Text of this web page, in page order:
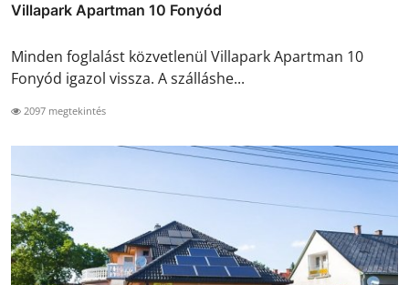
Villapark Apartman 10 Fonyód
Minden foglalást közvetlenül Villapark Apartman 10
Fonyód igazol vissza. A szálláshe...
2097 megtekintés